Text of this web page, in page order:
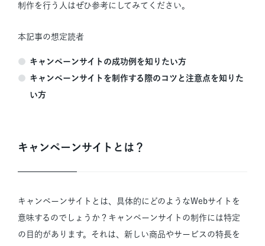
制作を行う人はぜひ参考にしてみてください。
本記事の想定読者
キャンペーンサイトの成功例を知りたい方
キャンペーンサイトを制作する際のコツと注意点を知りた
い方
キャンペーンサイトとは？
キャンペーンサイトとは、具体的にどのようなWebサイトを
意味するのでしょうか？キャンペーンサイトの制作には特定
の目的があります。それは、新しい商品やサービスの特長を